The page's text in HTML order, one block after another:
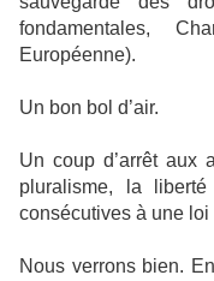
fondamentales,
Européenne).
Un bon bol d’air.
Un coup d’arrêt aux
pluralisme, la liberté
consécutives à une
Nous verrons bien.